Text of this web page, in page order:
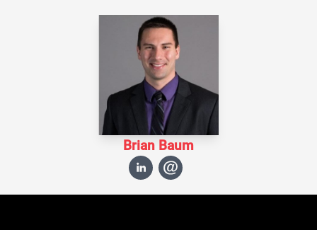
Brian Baum